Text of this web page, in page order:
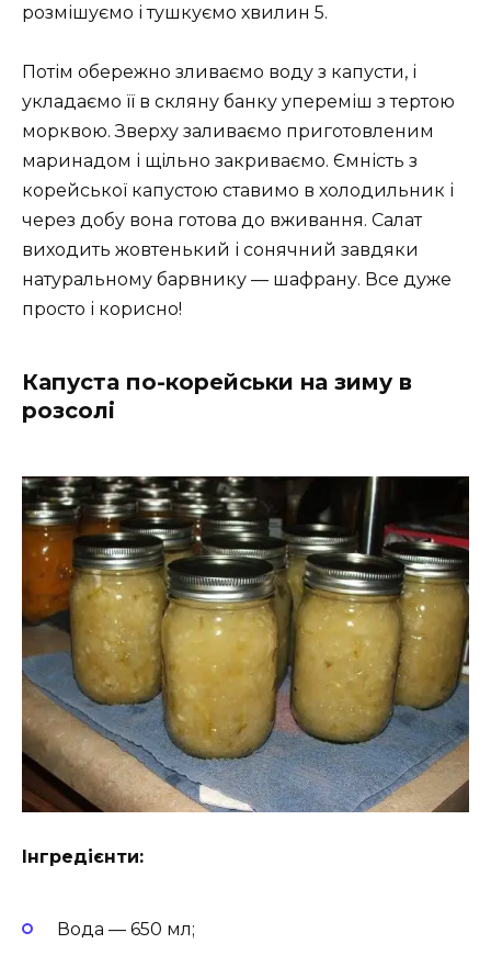
розмішуємо і тушкуємо хвилин 5.
Потім обережно зливаємо воду з капусти, і
укладаємо її в скляну банку упереміш з тертою
морквою. Зверху заливаємо приготовленим
маринадом і щільно закриваємо. Ємність з
корейської капустою ставимо в холодильник і
через добу вона готова до вживання. Салат
виходить жовтенький і сонячний завдяки
натуральному барвнику — шафрану. Все дуже
просто і корисно!
Капуста по-корейськи на зиму в
розсолі
Інгредієнти:
Вода — 650 мл;